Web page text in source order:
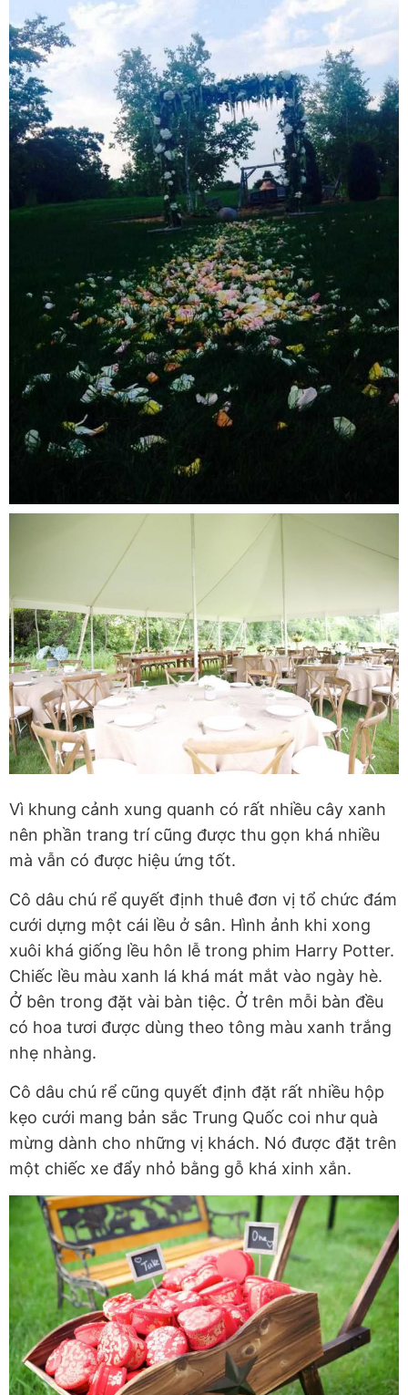
Vì khung cảnh xung quanh có rất nhiều cây xanh
nên phần trang trí cũng được thu gọn khá nhiều
mà vẫn có được hiệu ứng tốt.
Cô dâu chú rể quyết định thuê đơn vị tổ chức đám
cưới dựng một cái lều ở sân. Hình ảnh khi xong
xuôi khá giống lều hôn lễ trong phim Harry Potter.
Chiếc lều màu xanh lá khá mát mắt vào ngày hè.
Ở bên trong đặt vài bàn tiệc. Ở trên mỗi bàn đều
có hoa tươi được dùng theo tông màu xanh trắng
nhẹ nhàng.
Cô dâu chú rể cũng quyết định đặt rất nhiều hộp
kẹo cưới mang bản sắc Trung Quốc coi như quà
mừng dành cho những vị khách. Nó được đặt trên
một chiếc xe đẩy nhỏ bằng gỗ khá xinh xắn.